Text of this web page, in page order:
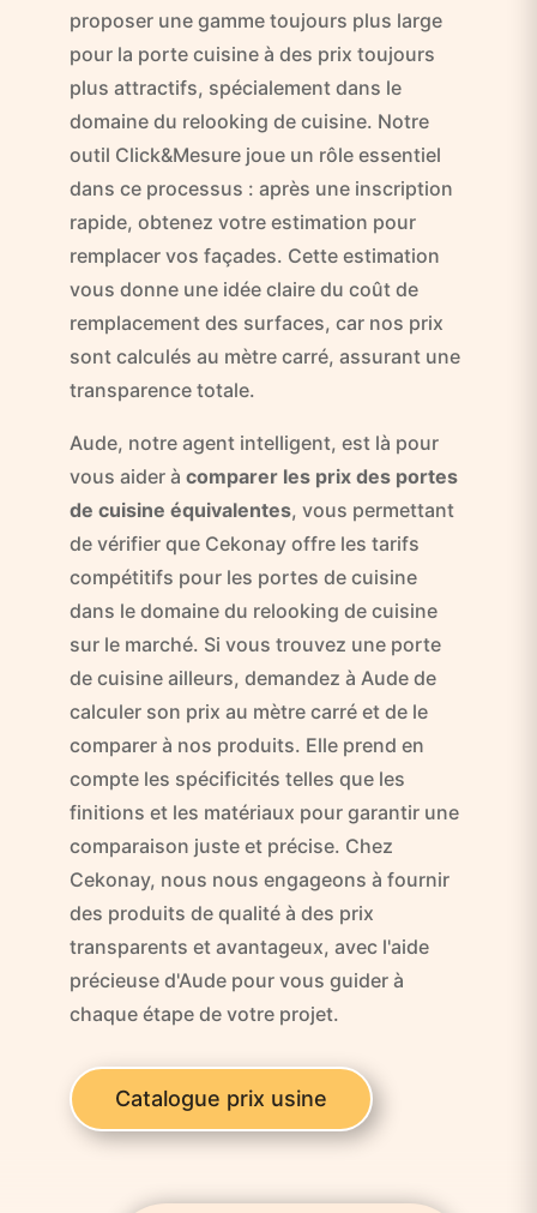
proposer une gamme toujours plus large
pour la porte cuisine à des prix toujours
plus attractifs, spécialement dans le
domaine du relooking de cuisine. Notre
outil Click&Mesure joue un rôle essentiel
dans ce processus : après une inscription
rapide, obtenez votre estimation pour
remplacer vos façades. Cette estimation
vous donne une idée claire du coût de
remplacement des surfaces, car nos prix
sont calculés au mètre carré, assurant une
transparence totale.
Aude, notre agent intelligent, est là pour
vous aider àcomparer les prix des portes
de cuisine équivalentes, vous permettant
de vérifier que Cekonay offre les tarifs
compétitifs pour les portes de cuisine
dans le domaine du relooking de cuisine
sur le marché. Si vous trouvez une porte
de cuisine ailleurs, demandez à Aude de
calculer son prix au mètre carré et de le
comparer à nos produits. Elle prend en
compte les spécificités telles que les
finitions et les matériaux pour garantir une
comparaison juste et précise. Chez
Cekonay, nous nous engageons à fournir
des produits de qualité à des prix
transparents et avantageux, avec l'aide
précieuse d'Aude pour vous guider à
chaque étape de votre projet.
Catalogue prix usine